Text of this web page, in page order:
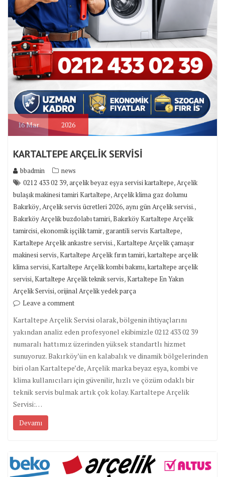
16Mar 2026
KARTALTEPE ARÇELİK SERVİSİ
bbadmin
news
0212 433 02 39,arçelik beyaz eşya servisi kartaltepe,Arçelik
bulaşık makinesi tamiri Kartaltepe,Arçelik klima gaz dolumu
Bakırköy,Arçelik servis ücretleri 2026,aynı gün Arçelik servisi.,
Bakırköy Arçelik buzdolabı tamiri,Bakırköy Kartaltepe Arçelik
tamircisi,ekonomik işçilik tamir,garantili servis Kartaltepe,
Kartaltepe Arçelik ankastre servisi.,Kartaltepe Arçelik çamaşır
makinesi servis,Kartaltepe Arçelik fırın tamiri,kartaltepe arçelik
klima servisi,Kartaltepe Arçelik kombi bakımı,kartaltepe arçelik
servisi,Kartaltepe Arçelik teknik servis,Kartaltepe En Yakın
Arçelik Servisi,orijinal Arçelik yedek parça
Leave a comment
Kartaltepe Arçelik Servisi olarak, bölgenin ihtiyaçlarını
yakından analiz eden profesyonel ekibimizle 0212 433 02 39
numaralı hattımız üzerinden yüksek standartlı hizmet
sunuyoruz. Bakırköy’ün en kalabalık ve dinamik bölgelerinden
biri olan Kartaltepe’de, Arçelik marka beyaz eşya, kombi ve
klima kullanıcıları için güvenilir, hızlı ve çözüm odaklı bir
teknik servis bulmak artık çok kolay. Kartaltepe Arçelik
Servisi:…
Devamı